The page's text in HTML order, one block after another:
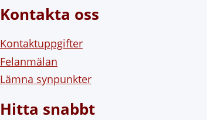
Kontakta oss
Kontaktuppgifter
Felanmälan
Lämna synpunkter
Hitta snabbt